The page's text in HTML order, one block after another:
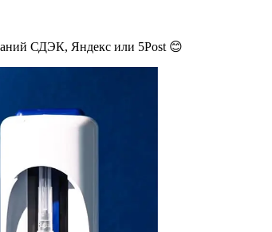
СДЭК, Яндекс или 5Post 😊